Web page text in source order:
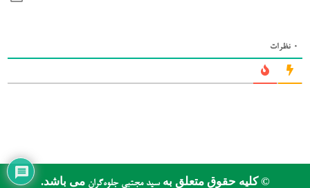
0 نظرات
© کلیه حقوق متعلق بهسید مجتبی جلوه‌گرانمی باشد.